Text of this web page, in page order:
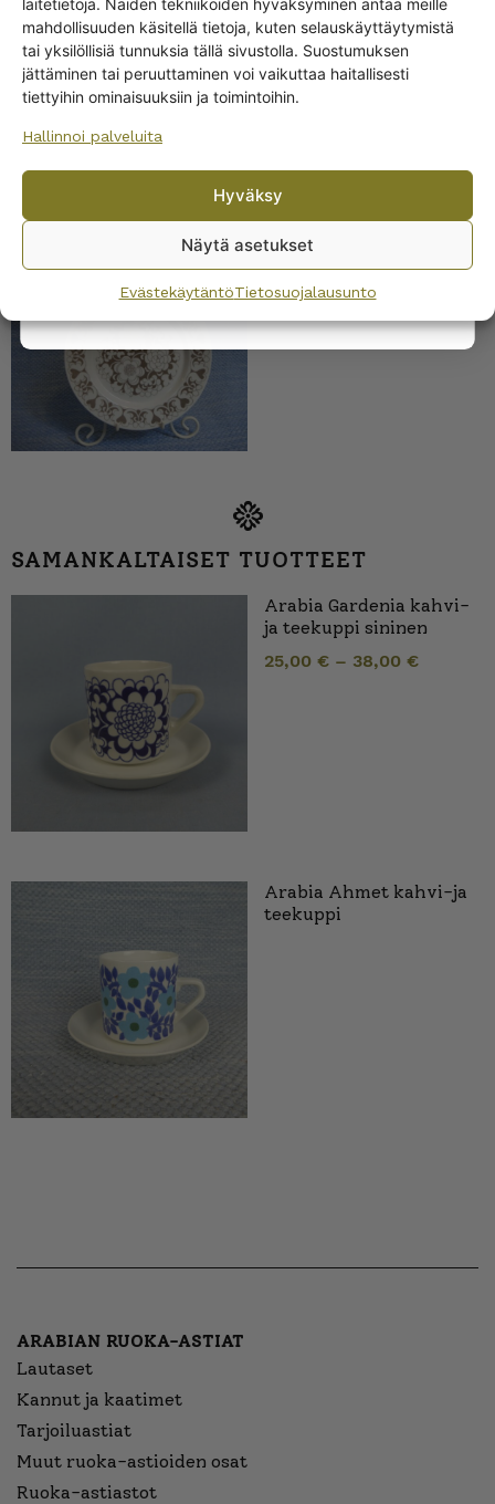
laitetietoja. Näiden tekniikoiden hyväksyminen antaa meille
mahdollisuuden käsitellä tietoja, kuten selauskäyttäytymistä
tai yksilöllisiä tunnuksia tällä sivustolla. Suostumuksen
jättäminen tai peruuttaminen voi vaikuttaa haitallisesti
tiettyihin ominaisuuksiin ja toimintoihin.
Hallinnoi palveluita
Hyväksy
Näytä asetukset
EvästekäytäntöTietosuojalausunto
Arabia Gardenia kaadin
ruskea
Arabia Gardenia
lautanen , ruskea
SAMANKALTAISET TUOTTEET
Arabia Gardenia kahvi-
ja teekuppi sininen
25,00 € – 38,00 €
Arabia Ahmet kahvi-ja
teekuppi
ARABIAN RUOKA-ASTIAT
Lautaset
Kannut ja kaatimet
Tarjoiluastiat
Muut ruoka-astioiden osat
Ruoka-astiastot
off?
Yes! I want the discount
By subscribing to the newsletter, you consent to receiving messages from
privacy policy.